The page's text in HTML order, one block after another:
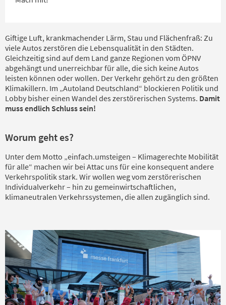
Giftige Luft, krankmachender Lärm, Stau und Flächenfraß: Zu
viele Autos zerstören die Lebensqualität in den Städten.
Gleichzeitig sind auf dem Land ganze Regionen vom ÖPNV
abgehängt und unerreichbar für alle, die sich keine Autos
leisten können oder wollen. Der Verkehr gehört zu den größten
Klimakillern. Im „Autoland Deutschland“ blockieren Politik und
Lobby bisher einen Wandel des zerstörerischen Systems. Damit
muss endlich Schluss sein!
Worum geht es?
Unter dem Motto „einfach.umsteigen – Klimagerechte Mobilität
für alle“ machen wir bei Attac uns für eine konsequent andere
Verkehrspolitik stark. Wir wollen weg vom zerstörerischen
Individualverkehr – hin zu gemeinwirtschaftlichen,
klimaneutralen Verkehrssystemen, die allen zugänglich sind.